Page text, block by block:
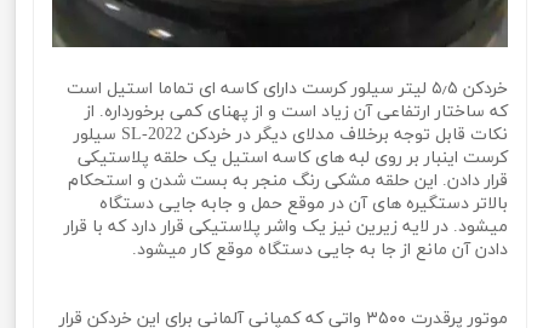
خردکن ۵٫۵ لیتر سیلور کرست دارای کاسه ای تماما استیل است
که ساختار ارتفاعی آن زیاد است و از پهنای کمی برخورداره. از
نکات قابل توجه برخلاف مدلای دیگر در خردکن SL-2022 سیلور
کرست اینبار بر روی لبه های کاسه استیل یک حلقه پلاستیکی
قرار دادن. این حلقه مشکی رنگ منجر به بست شدن و استحکام
بالاتر دستگیره های آن در موقع حمل و جابه جایی دستگاه
میشود. در لایه زیرین نیز یک واشر پلاستیکی قرار دارد که با قرار
دادن آن مانع از جا به جایی دستگاه موقع کار میشود.
موتور پرقدرت ۳۵۰۰ واتی که کمپانی آلمانی برای این خردکن قرار